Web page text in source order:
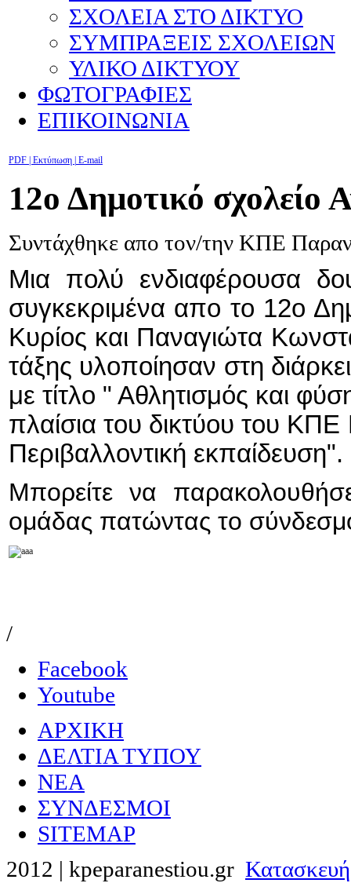
ΣΧΟΛΕΙΑ ΣΤΟ ΔΙΚΤΥΟ
ΣΥΜΠΡΑΞΕΙΣ ΣΧΟΛΕΙΩΝ
ΥΛΙΚΟ ΔΙΚΤΥΟΥ
ΦΩΤΟΓΡΑΦΙΕΣ
ΕΠΙΚΟΙΝΩΝΙΑ
PDF | Εκτύπωση | E-mail
12ο Δημοτικό σχολείο
Συντάχθηκε απο τον/την ΚΠΕ
Μια πολύ ενδιαφέρουσα
συγκεκριμένα απο το 12ο
Κυρίος και Παναγιώτα
τάξης υλοποίησαν στη
με τίτλο " Αθλητισμός και
πλαίσια του δικτύου του
Περιβαλλοντική εκπαίδευση".
Μπορείτε να
ομάδας πατώντας το
/
Facebook
Youtube
ΑΡΧΙΚΗ
ΔΕΛΤΙΑ ΤΥΠΟΥ
NEA
ΣΥΝΔΕΣΜΟΙ
SITEMAP
2012 | kpeparanestiou.gr Κατασκευή